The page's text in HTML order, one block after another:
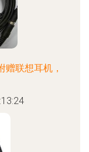
联想耳机，